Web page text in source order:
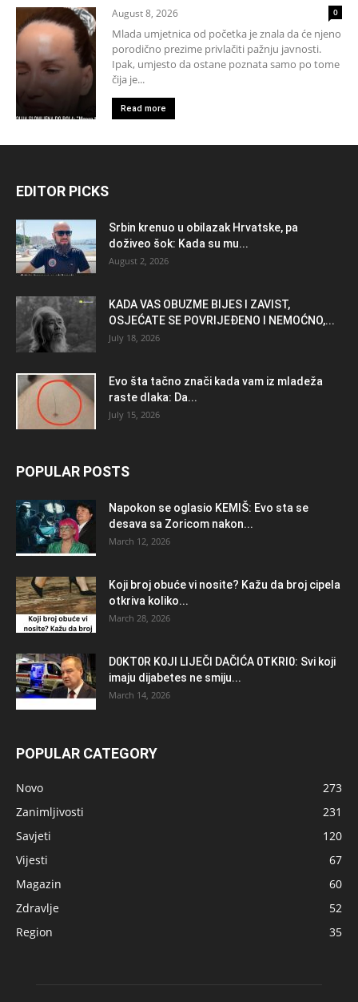
August 8, 2026 0
Mlada umjetnica od početka je znala da će njeno
porodično prezime privlačiti pažnju javnosti.
Ipak, umjesto da ostane poznata samo po tome
čija je...
Read more
EDITOR PICKS
Srbin krenuo u obilazak Hrvatske, pa
doživeo šok: Kada su mu...
August 2, 2026
KADA VAS OBUZME BIJES I ZAVIST,
OSJEĆATE SE POVRIJEĐENO I NEMOĆNO,...
July 18, 2026
Evo šta tačno znači kada vam iz mladeža
raste dlaka: Da...
July 15, 2026
POPULAR POSTS
Napokon se oglasio KEMlŠ: Evo sta se
desava sa Zoricom nakon...
March 12, 2026
Koji broj obuće vi nosite? Kažu da broj cipela
otkriva koliko...
March 28, 2026
D0KT0R K0Jl LlJEČl DAČlĆA 0TKRl0: Svi koji
imaju dijabetes ne smiju...
March 14, 2026
POPULAR CATEGORY
Novo
273
Zanimljivosti
231
Savjeti
120
Vijesti
67
Magazin
60
Zdravlje
52
Region
35